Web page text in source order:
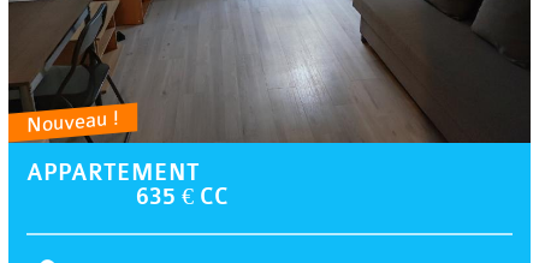
Nouveau !
APPARTEMENT
635 € CC